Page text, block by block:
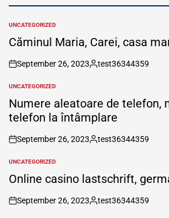
POSTED
IN
UNCATEGORIZED
Căminul Maria, Carei, casa
on
September 26, 2023
Posted
test36344359
POSTED
IN
UNCATEGORIZED
Numere aleatoare de telefon,
telefon la întâmplare
on
September 26, 2023
Posted
test36344359
POSTED
IN
UNCATEGORIZED
Online casino lastschrift,
on
September 26, 2023
Posted
test36344359